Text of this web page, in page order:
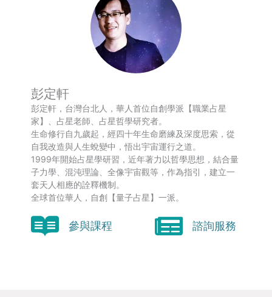
彭定軒
彭定軒，台灣台北人，華人首位自創學派【職業占星
家】、占星老師、占星哲學研究者。
生命修行自九歲起，經四十年生命磨練及深度思索，從
自我改造與人生蛻變中，悟出宇宙運行之道。
1999年開始占星學研習，近年著力以哲學思想，結合量
子力學、混沌理論、全像宇宙觀等，作為指引，建立一
套天人相應的詮釋機制。
全球首位華人，自創【量子占星】一派。
參與課程 諮詢服務